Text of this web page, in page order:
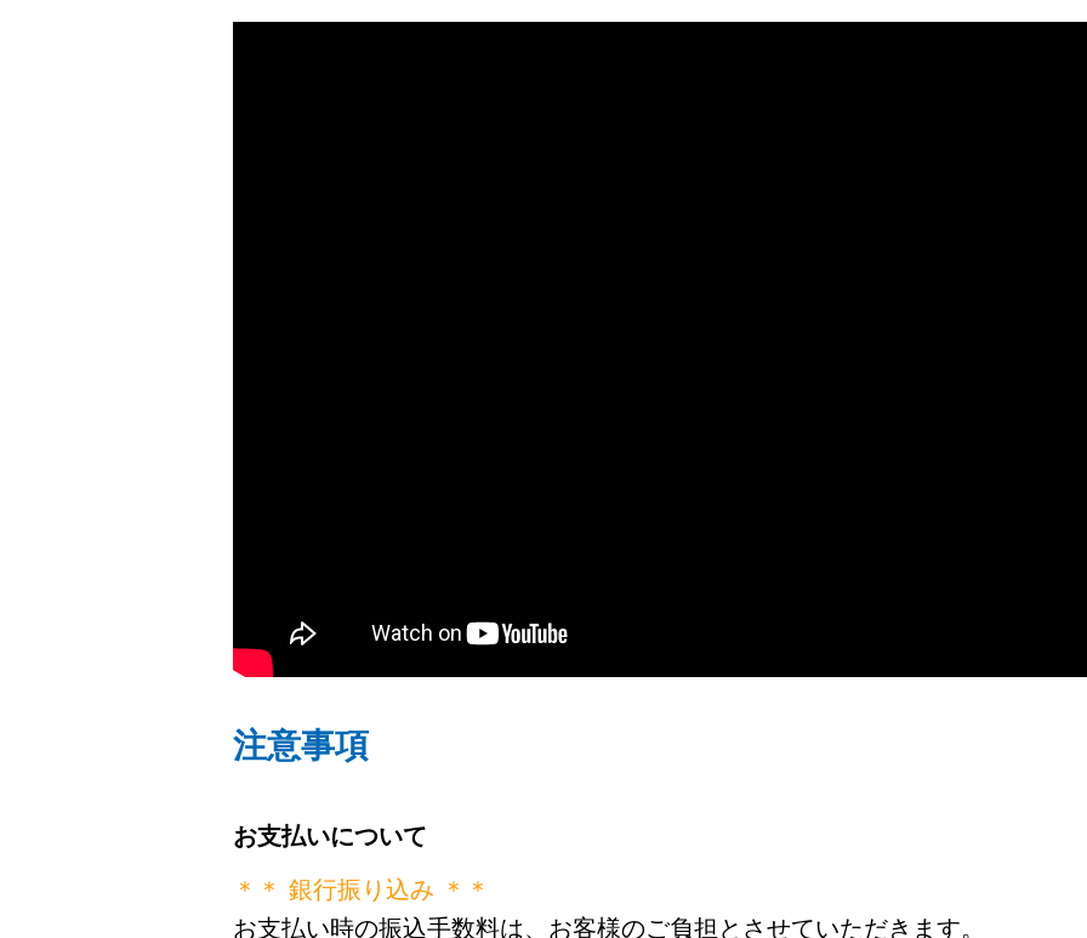
注意事項
お支払いについて
＊＊ 銀行振り込み ＊＊
お支払い時の振込手数料は、お客様のご負担とさせていただきます。